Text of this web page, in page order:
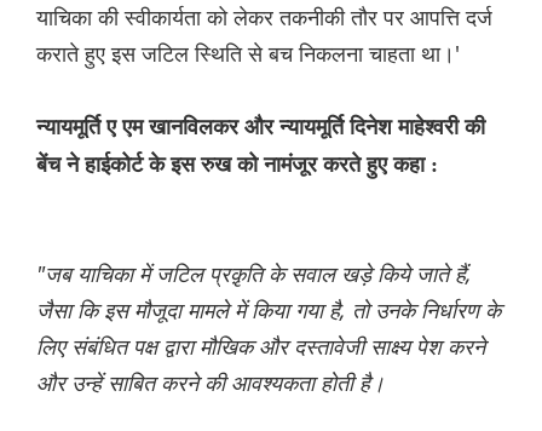
याचिका की स्वीकार्यता को लेकर तकनीकी तौर पर आपत्ति दर्ज
कराते हुए इस जटिल स्थिति से बच निकलना चाहता था।'
न्यायमूर्ति ए एम खानविलकर और न्यायमूर्ति दिनेश माहेश्वरी की
बेंच ने हाईकोर्ट के इस रुख को नामंजूर करते हुए कहा :
"जब याचिका में जटिल प्रक़ृति के सवाल खड़े किये जाते हैं,
जैसा कि इस मौजूदा मामले में किया गया है, तो उनके निर्धारण के
लिए संबंधित पक्ष द्वारा मौखिक और दस्तावेजी साक्ष्य पेश करने
और उन्हें साबित करने की आवश्यकता होती है।